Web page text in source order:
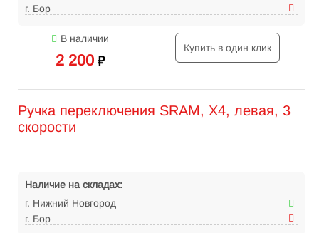
г. Бор
В наличии
2 200 ₽
Купить в один клик
Ручка переключения SRAM, X4, левая, 3
скорости
Наличие на складах:
г. Нижний Новгород
г. Бор